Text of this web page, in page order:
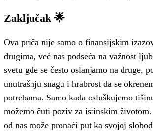
Zaključak 🌟
Ova priča nije samo o finansijskim
drugima, već nas podseća na važnost
svetu gde se često oslanjamo na druge,
unutrašnju snagu i hrabrost da se
potrebama. Samo kada osluškujemo
možemo čuti poziv za istinskim
od nas može pronaći put ka svojoj